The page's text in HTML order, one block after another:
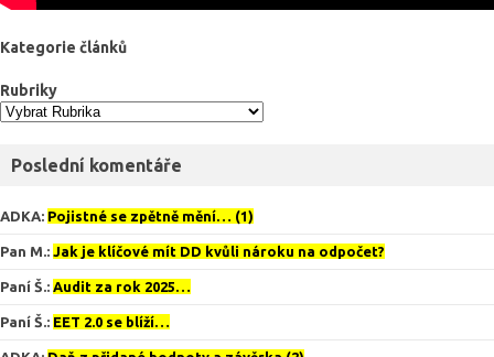
Kategorie článků
Rubriky
Poslední komentáře
ADKA: Pojistné se zpětně mění… (1)
Pan M. : Jak je klíčové mít DD kvůli nároku na odpočet?
Paní Š. : Audit za rok 2025…
Paní Š. : EET 2.0 se blíží…